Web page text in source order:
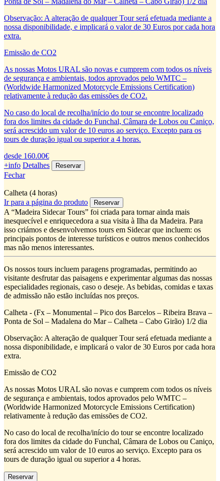
Observação: A alteração de qualquer Tour será efetuada mediante a
nossa disponibilidade, e implicará o valor de 30 Euros por cada hora
extra.
Emissão de CO2
As nossas Motos URAL são novas e cumprem com todos os níveis
de segurança e ambientais, todos aprovados pelo WMTC –
(Worldwide Harmonized Motorcycle Emissions Certification)
relativamente à redução das emissões de CO2.
No caso do local de recolha/início do tour se encontre localizado
fora dos limites da cidade do Funchal, Câmara de Lobos ou Caniço,
será acrescido um valor de 10 euros ao serviço. Excepto para os
tours de duração igual ou superior a 4 horas.
desde 160.00€
+info Detalhes
Fechar
Calheta (4 horas)
Ir para a página do produto
A “Madeira Sidecar Tours” foi criada para tornar ainda mais
inesquecível e enriquecedora a sua visita à Ilha da Madeira. Para
isso criámos e desenvolvemos tours em Sidecar que incluem: os
principais pontos de interesse turísticos e outros menos conhecidos
mas não menos interessantes.
Os nossos tours incluem paragens programadas, permitindo ao
visitante desfrutar das paisagens e experimentar algumas das nossas
especialidades regionais, caso o deseje. As bebidas, comidas e taxas
de admissão não estão incluídas nos preços.
Calheta - (Fx – Monumental – Pico dos Barcelos – Ribeira Brava –
Ponta de Sol – Madalena do Mar – Calheta – Cabo Girão) 1/2 dia
Observação: A alteração de qualquer Tour será efetuada mediante a
nossa disponibilidade, e implicará o valor de 30 Euros por cada hora
extra.
Emissão de CO2
As nossas Motos URAL são novas e cumprem com todos os níveis
de segurança e ambientais, todos aprovados pelo WMTC –
(Worldwide Harmonized Motorcycle Emissions Certification)
relativamente à redução das emissões de CO2.
No caso do local de recolha/início do tour se encontre localizado
fora dos limites da cidade do Funchal, Câmara de Lobos ou Caniço,
será acrescido um valor de 10 euros ao serviço. Excepto para os
tours de duração igual ou superior a 4 horas.